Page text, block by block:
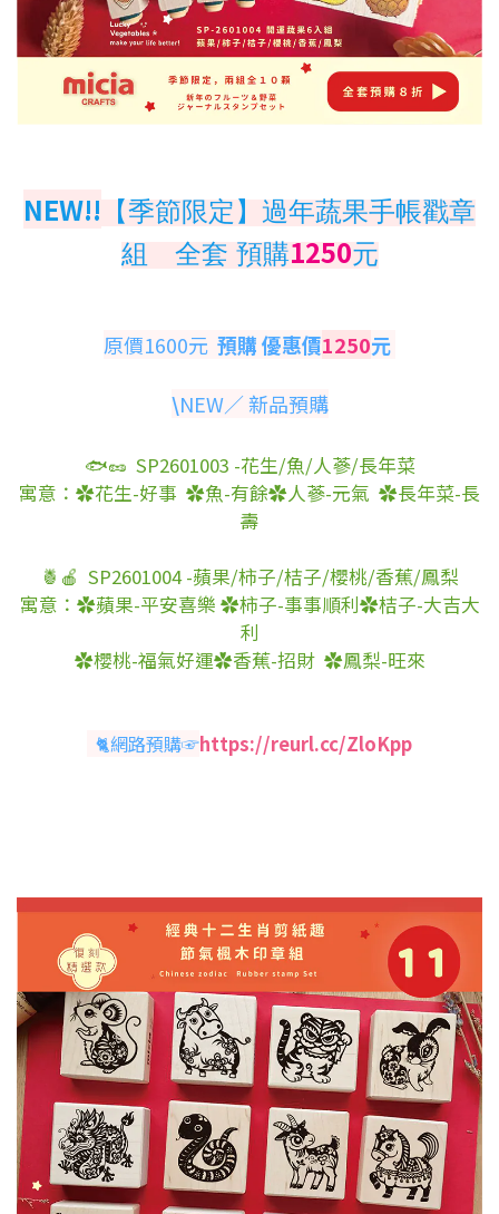
NEW!! 【季節限定】過年蔬果手帳戳章
組 全套 預購1250元
原價1600元 預購 優惠價1250元
\NEW／ 新品預購
🐟🥜 SP2601003 -花生/魚/人蔘/長年菜
寓意： ✿花生-好事 ✿魚-有餘✿人蔘-元氣 ✿長年菜-長
壽
🍍🍎 SP2601004 -蘋果/柿子/桔子/櫻桃/香蕉/鳳梨
寓意： ✿蘋果-平安喜樂 ✿柿子-事事順利✿桔子-大吉大
利
✿櫻桃-福氣好運✿香蕉-招財 ✿鳳梨-旺來
🐈網路預購☞https://reurl.cc/ZloKpp